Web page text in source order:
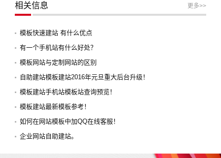
相关信息 更多>>
模板快速建站 有什么优点
有一个手机站有什么好处？
模板网站与定制网站的区别
自助建站模板建站2016年元旦重大后台升级！
模板建站手机站模板站查询预览！
模板建站最新模板参考！
如何在网站模板中加QQ在线客服！
企业网站自助建站。